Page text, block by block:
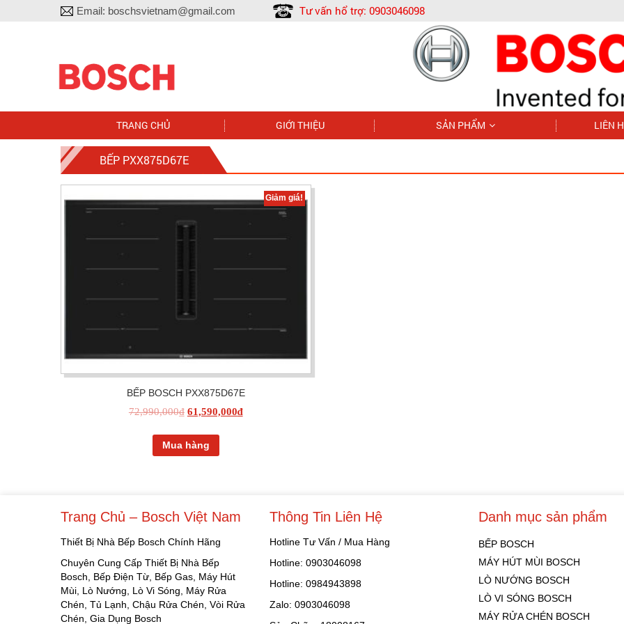
Email: boschsvietnam@gmail.com Tư vấn hổ trợ: 0903046098
TRANG CHỦ GIỚI THIỆU SẢN PHẨM LIÊN
BẾP PXX875D67E
Giảm giá!
BẾP BOSCH PXX875D67E
72,990,000₫ 61,590,000₫
Mua hàng
Trang Chủ – Bosch Việt Nam
Thiết Bị Nhà Bếp Bosch Chính Hãng
Chuyên Cung Cấp Thiết Bị Nhà Bếp
Bosch, Bếp Điện Từ, Bếp Gas, Máy Hút
Mùi, Lò Nướng, Lò Vi Sóng, Máy Rửa
Chén, Tủ Lạnh, Chậu Rửa Chén, Vòi Rửa
Chén, Gia Dụng Bosch
Thông Tin Liên Hệ
Hotline Tư Vấn / Mua Hàng
Hotline: 0903046098
Hotline: 0984943898
Zalo: 0903046098
Danh mục sản phẩm
BẾP BOSCH
MÁY HÚT MÙI BOSCH
LÒ NƯỚNG BOSCH
LÒ VI SÓNG BOSCH
MÁY RỬA CHÉN BOSCH